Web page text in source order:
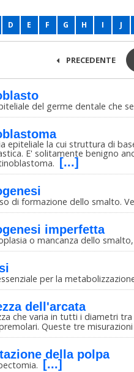
D E F G H I J
PRECEDENTE
del germe dentale che
epiteliale la cui struttura di
E' solitamente benigno
[...]
di formazione dello smalto.
imperfetta
o mancanza dello
per la
dell'arcata
che varia in tutti i diametri
Queste tre
della polpa
[...]